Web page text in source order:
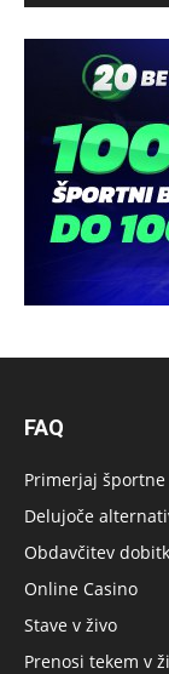
FAQ
Primerjaj
Delujoče
Obdavčitev
Online Casino
Stave v živo
Prenosi tekem v